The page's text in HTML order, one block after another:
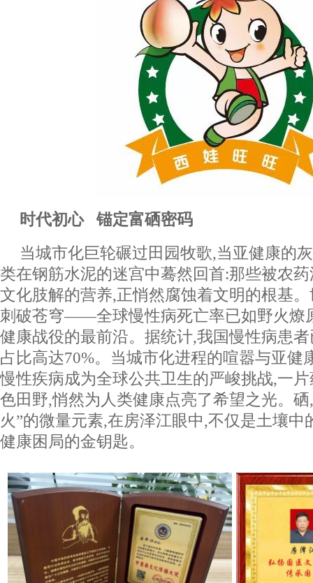
时代初心锚定富硒密码
当城市化巨轮碾过田园牧歌,当亚健康的
类在钢筋水泥的迷宫中蓦然回首:那些被农
文化肢解的营养,正悄然腐蚀着文明的根基
刺破苍穹——全球慢性病死亡率已如野火燎
健康战役的最前沿。据统计,我国慢性病患
占比高达70%。当城市化进程的喧嚣与亚健
慢性疾病成为全球公共卫生的严峻挑战,一
色田野,悄然为人类健康点亮了希望之光。
火”的微量元素,在房泽江眼中,不仅是土壤中
健康困局的金钥匙。